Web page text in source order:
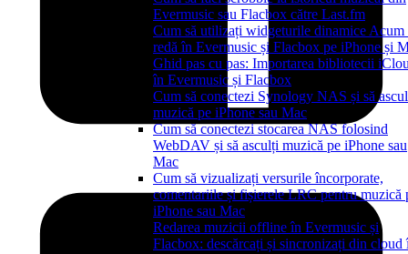
Evermusic sau Flacbox către Last.fm
Cum să utilizați widgeturile dinamice Acum
redă în Evermusic și Flacbox pe iPhone și
Ghid pas cu pas: Importarea bibliotecii
în Evermusic și Flacbox
Cum să conectezi Synology NAS și să
muzică pe iPhone sau Mac
Cum să conectezi stocarea NAS folosind
WebDAV și să asculți muzică pe iPhone sau
Mac
Cum să vizualizați versurile încorporate,
comentariile și fișierele LRC pentru muzică
iPhone sau Mac
Redarea muzicii offline în Evermusic și
Flacbox: descărcați și sincronizați din cloud